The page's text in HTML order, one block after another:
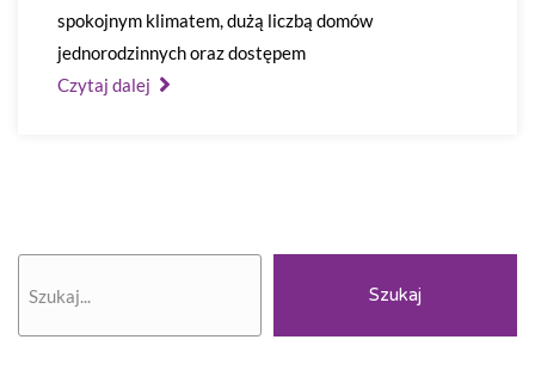
spokojnym klimatem, dużą liczbą domów
jednorodzinnych oraz dostępem
Czytaj dalej
Szukaj